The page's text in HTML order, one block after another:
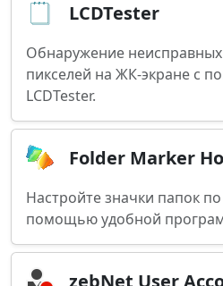
LCDTester
Обнаружение
пикселей на ЖК-экране с
LCDTester.
Folder Marker
Настройте значки папок по
помощью удобной
zebNet User